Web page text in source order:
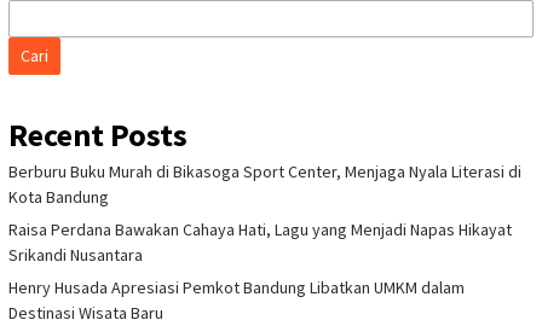
Cari
Recent Posts
Berburu Buku Murah di Bikasoga Sport Center, Menjaga Nyala Literasi di
Kota Bandung
Raisa Perdana Bawakan Cahaya Hati, Lagu yang Menjadi Napas Hikayat
Srikandi Nusantara
Henry Husada Apresiasi Pemkot Bandung Libatkan UMKM dalam
Destinasi Wisata Baru